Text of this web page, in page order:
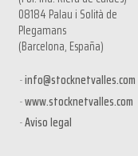
08184 Palau i Solità de
Plegamans
(Barcelona, España)
info@stocknetvalles.com
www.stocknetvalles.com
Aviso legal